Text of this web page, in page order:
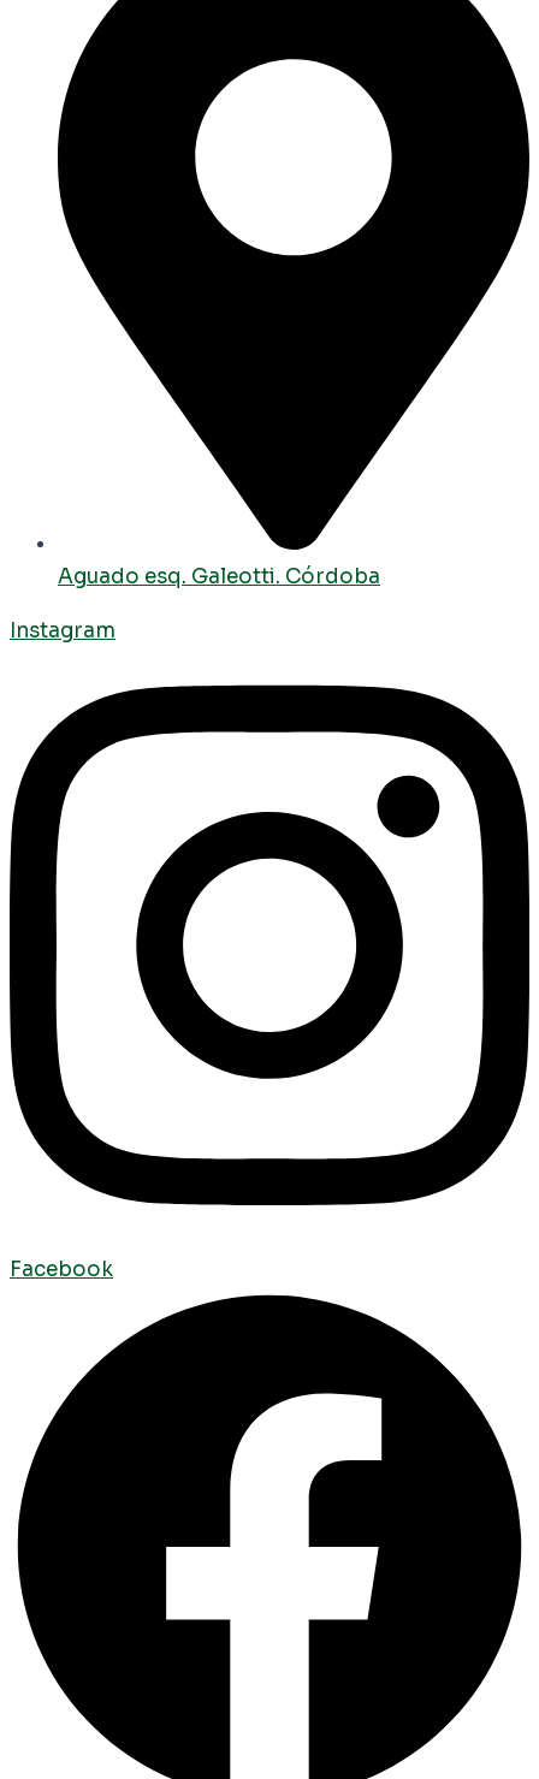
Aguado esq. Galeotti. Córdoba
Instagram
Facebook